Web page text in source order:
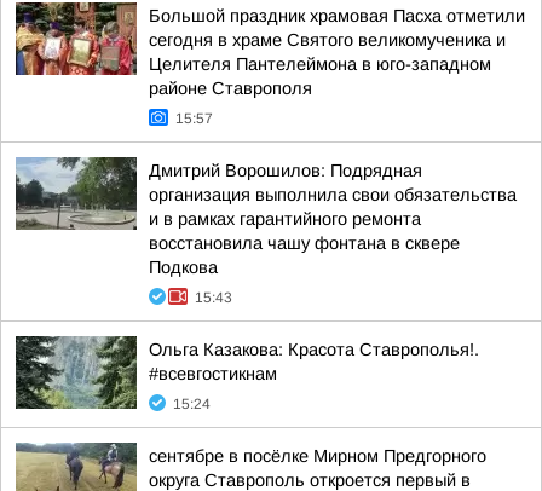
Большой праздник храмовая Пасха отметили
сегодня в храме Святого великомученика и
Целителя Пантелеймона в юго-западном
районе Ставрополя
15:57
Дмитрий Ворошилов: Подрядная
организация выполнила свои обязательства
и в рамках гарантийного ремонта
восстановила чашу фонтана в сквере
Подкова
15:43
Ольга Казакова: Красота Ставрополья!.
#всевгостикнам
15:24
сентябре в посёлке Мирном Предгорного
округа Ставрополь откроется первый в